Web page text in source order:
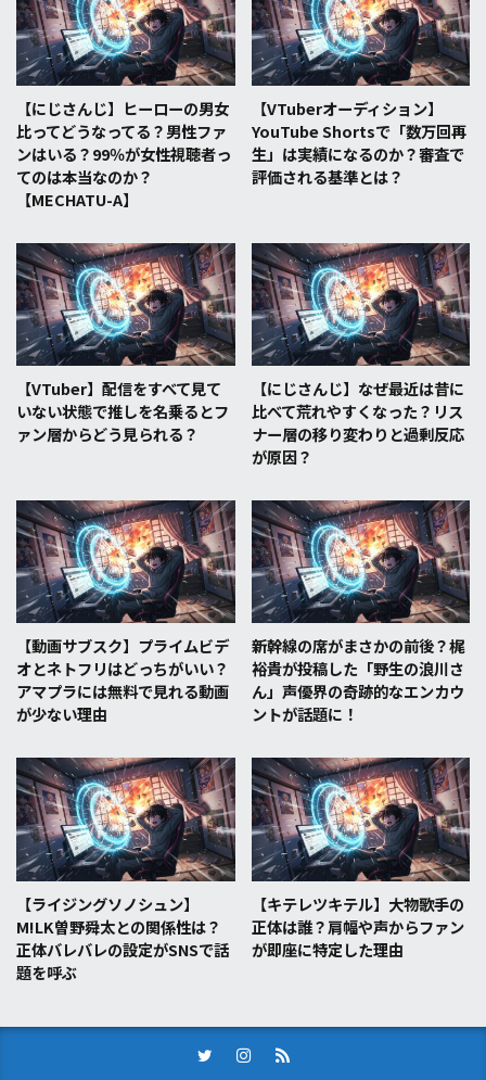
【にじさんじ】ヒーローの男女
比ってどうなってる？男性ファ
ンはいる？99％が女性視聴者っ
てのは本当なのか？
【MECHATU-A】
【VTuberオーディション】
YouTube Shortsで「数万回再
生」は実績になるのか？審査で
評価される基準とは？
【VTuber】配信をすべて見て
いない状態で推しを名乗るとフ
ァン層からどう見られる？
【にじさんじ】なぜ最近は昔に
比べて荒れやすくなった？リス
ナー層の移り変わりと過剰反応
が原因？
【動画サブスク】プライムビデ
オとネトフリはどっちがいい？
アマプラには無料で見れる動画
が少ない理由
新幹線の席がまさかの前後？梶
裕貴が投稿した「野生の浪川さ
ん」声優界の奇跡的なエンカウ
ントが話題に！
【ライジングソノシュン】
M!LK曽野舜太との関係性は？
正体バレバレの設定がSNSで話
題を呼ぶ
【キテレツキテル】大物歌手の
正体は誰？肩幅や声からファン
が即座に特定した理由